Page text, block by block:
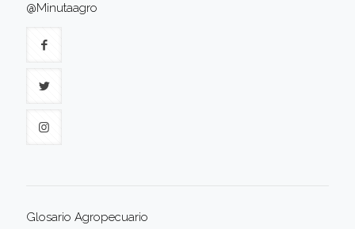
@Minutaagro
Glosario Agropecuario